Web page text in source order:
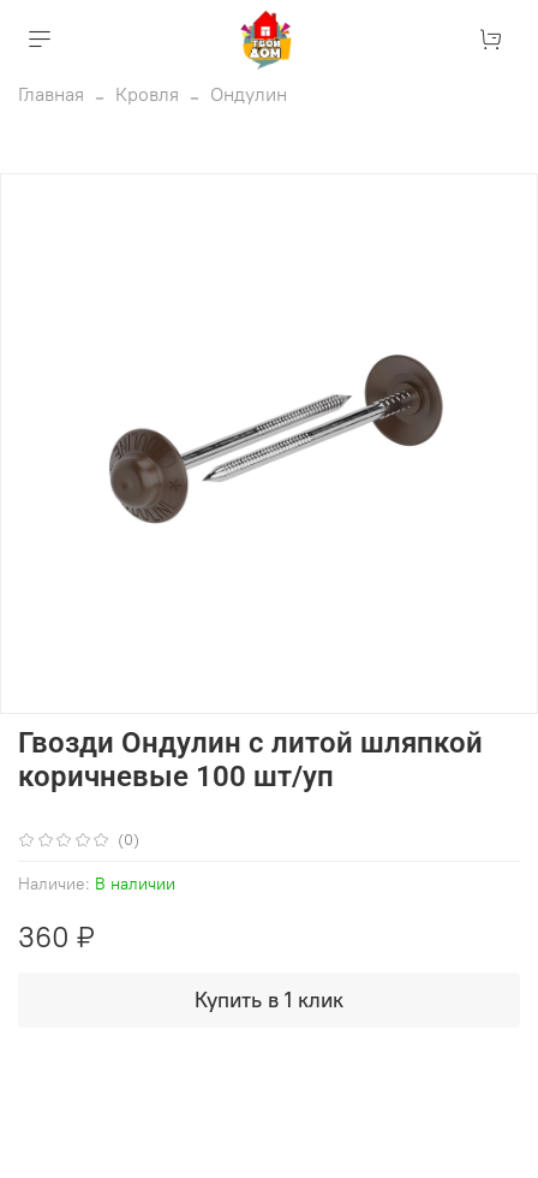
Главная Кровля Ондулин
(0)
Наличие: В наличии
Гвозди Ондулин с литой шляпкой
коричневые 100 шт/уп
360 ₽
Купить в 1 клик